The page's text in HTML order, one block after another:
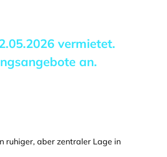
vermietet.
an.
ruhiger, aber zentraler Lage in